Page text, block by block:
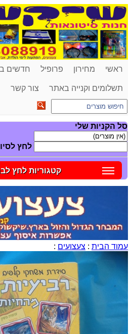
ראשי מחירון פרופיל חדשים
תשלומים וקנייה באתר צור קשר
סל הקניות שלי
לחץ
קטגוריות לחץ
עמוד הבית : צעצועים :